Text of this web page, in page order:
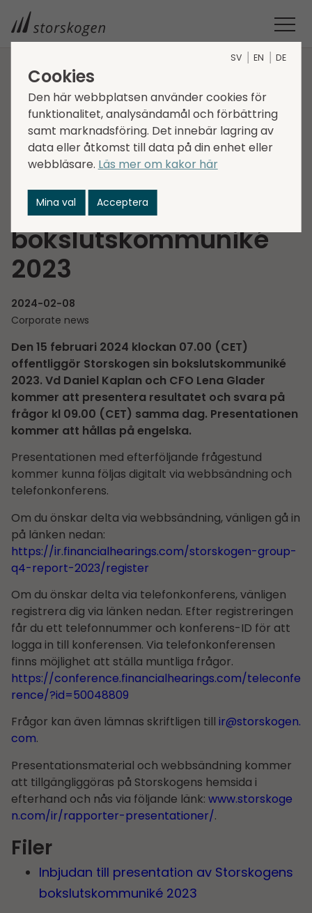
STORSKOGEN
INBJUDAN TILL PRESENTATION AV STORSKOGENS
BOKSLUTSKOMMUNIKÉ 2023
Inbjudan till
presentation av
Storskogens
bokslutskommuniké
2023
2024-02-08
Corporate news
Den 15 februari 2024 klockan 07.00 (CET)
offentliggör Storskogen sin bokslutskommuniké
2023. Vd Daniel Kaplan och CFO Lena Glader
kommer att presentera resultatet och svara på
frågor kl 09.00 (CET) samma dag. Presentationen
kommer att hållas på engelska.
Presentationen med efterföljande frågestund
kommer kunna följas digitalt via webbsändning och
telefonkonferens.
Om du önskar delta via webbsändning, vänligen gå in
på länken nedan:
https://ir.financialhearings.com/storskogen-group-
q4-report-2023/register
Om du önskar delta via telefonkonferens, vänligen
registrera dig via länken nedan. Efter registreringen
får du ett telefonnummer och konferens-ID för att
logga in till konferensen. Via telefonkonferensen
finns möjlighet att ställa muntliga frågor.
https://conference.financialhearings.com/teleconfe
rence/?id=50048809
Frågor kan även lämnas skriftligen till ir@storskogen.
com.
Presentationsmaterial och webbsändning kommer
att tillgängliggöras på Storskogens hemsida i
efterhand och nås via följande länk: www.storskoge
n.com/ir/rapporter-presentationer/.
Filer
Inbjudan till presentation av Storskogens
bokslutskommuniké 2023
SV EN DE
Cookies
Den här webbplatsen använder cookies för
funktionalitet, analysändamål och förbättring
samt marknadsföring. Det innebär lagring av
data eller åtkomst till data på din enhet eller
webbläsare. Läs mer om kakor här
Mina val Acceptera